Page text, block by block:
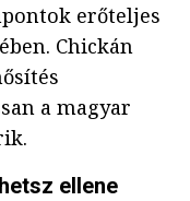
erőteljes
Chickán
a magyar
ellene